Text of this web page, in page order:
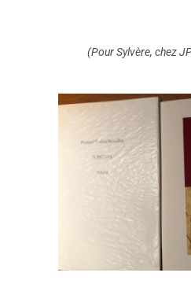
(Pour Sylvère, chez